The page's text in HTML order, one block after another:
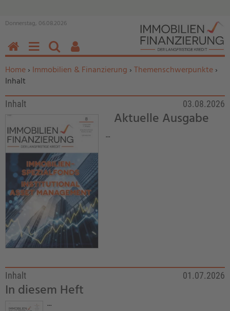
Donnerstag, 06.08.2026
Sie befinden sich hier:
Home› Immobilien & Finanzierung ›Themenschwerpunkte›
Inhalt
Inhalt 03.08.2026
Aktuelle Ausgabe
...
Inhalt 01.07.2026
In diesem Heft
...
HOMEMENÜSUCHEN
BENUTZERFUNKTIONEN